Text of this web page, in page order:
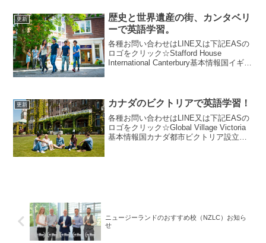
更新
歴史と世界遺産の街、カンタベリ
ーで英語学習。
各種お問い合わせはLINE又は下記EASの
ロゴをクリック☆Stafford House
International Canterbury基本情報国イギリ
更新 カナダのビクトリアで英語学習！
各種お問い合わせはLINE又は下記EASの
ロゴをクリック☆Global Village Victoria
基本情報国カナダ都市ビクトリア設立
ニュージーランドのおすすめ校（NZLC）お知ら
せ